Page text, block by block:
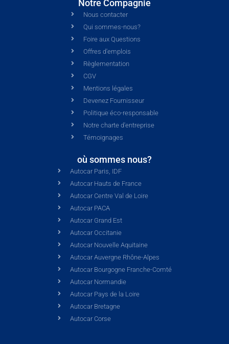
Notre Compagnie
Nous contacter
Qui sommes-nous?
Foire aux Questions
Offres d'emplois
Règlementation
CGV
Mentions légales
Devenez Fournisseur
Politique éco-responsable
Notre charte d'entreprise
Témoignages
où sommes nous?
Autocar Paris, IDF
Autocar Hauts de France
Autocar Centre Val de Loire
Autocar PACA
Autocar Grand Est
Autocar Occitanie
Autocar Nouvelle Aquitaine
Autocar Auvergne Rhône-Alpes
Autocar Bourgogne Franche-Comté
Autocar Normandie
Autocar Pays de la Loire
Autocar Bretagne
Autocar Corse